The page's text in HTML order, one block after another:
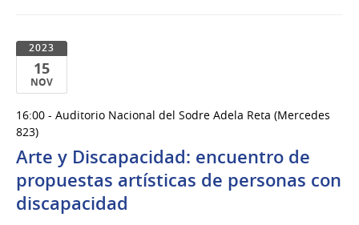
2023
15
NOV
de
Nov
del
2023
16:00 - Auditorio Nacional del Sodre Adela Reta (Mercedes
823)
Arte y Discapacidad: encuentro de
propuestas artísticas de personas con
discapacidad